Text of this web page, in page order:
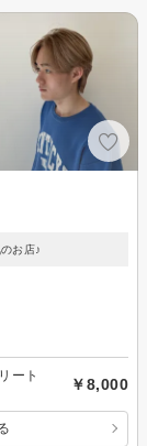
お店♪
ート
￥8,000